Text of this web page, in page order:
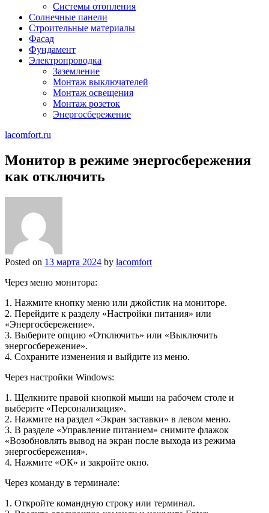
Системы отопления
Солнечные панели
Строительные материалы
Фасад
Фундамент
Электропроводка
Заземление
Монтаж выключателей
Монтаж освещения
Монтаж розеток
Энергосбережение
lacomfort.ru
Монитор в режиме энергосбережения
как отключить
Posted on 13 марта 2024 by lacomfort
Через меню монитора:
1. Нажмите кнопку меню или джойстик на мониторе.
2. Перейдите к разделу «Настройки питания» или
«Энергосбережение».
3. Выберите опцию «Отключить» или «Выключить
энергосбережение».
4. Сохраните изменения и выйдите из меню.
Через настройки Windows:
1. Щелкните правой кнопкой мыши на рабочем столе и
выберите «Персонализация».
2. Нажмите на раздел «Экран заставки» в левом меню.
3. В разделе «Управление питанием» снимите флажок
«Возобновлять вывод на экран после выхода из режима
энергосбережения».
4. Нажмите «ОК» и закройте окно.
Через команду в терминале:
1. Откройте командную строку или терминал.